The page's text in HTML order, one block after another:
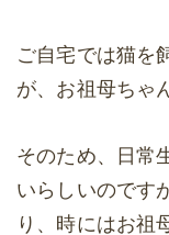
ご自宅では猫を
が、お祖母ちゃ
そのため、日常
いらしいのです
り、時にはお祖